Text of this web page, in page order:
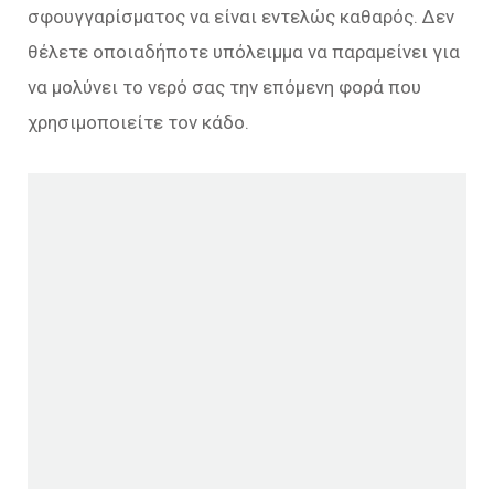
σφουγγαρίσματος να είναι εντελώς καθαρός. Δεν
θέλετε οποιαδήποτε υπόλειμμα να παραμείνει για
να μολύνει το νερό σας την επόμενη φορά που
χρησιμοποιείτε τον κάδο.